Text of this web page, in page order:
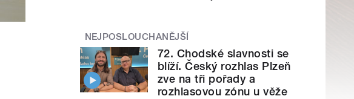
NEJPOSLOUCHANĚJŠÍ
72. Chodské slavnosti se
blíží. Český rozhlas Plzeň
zve na tři pořady a
rozhlasovou zónu u věže